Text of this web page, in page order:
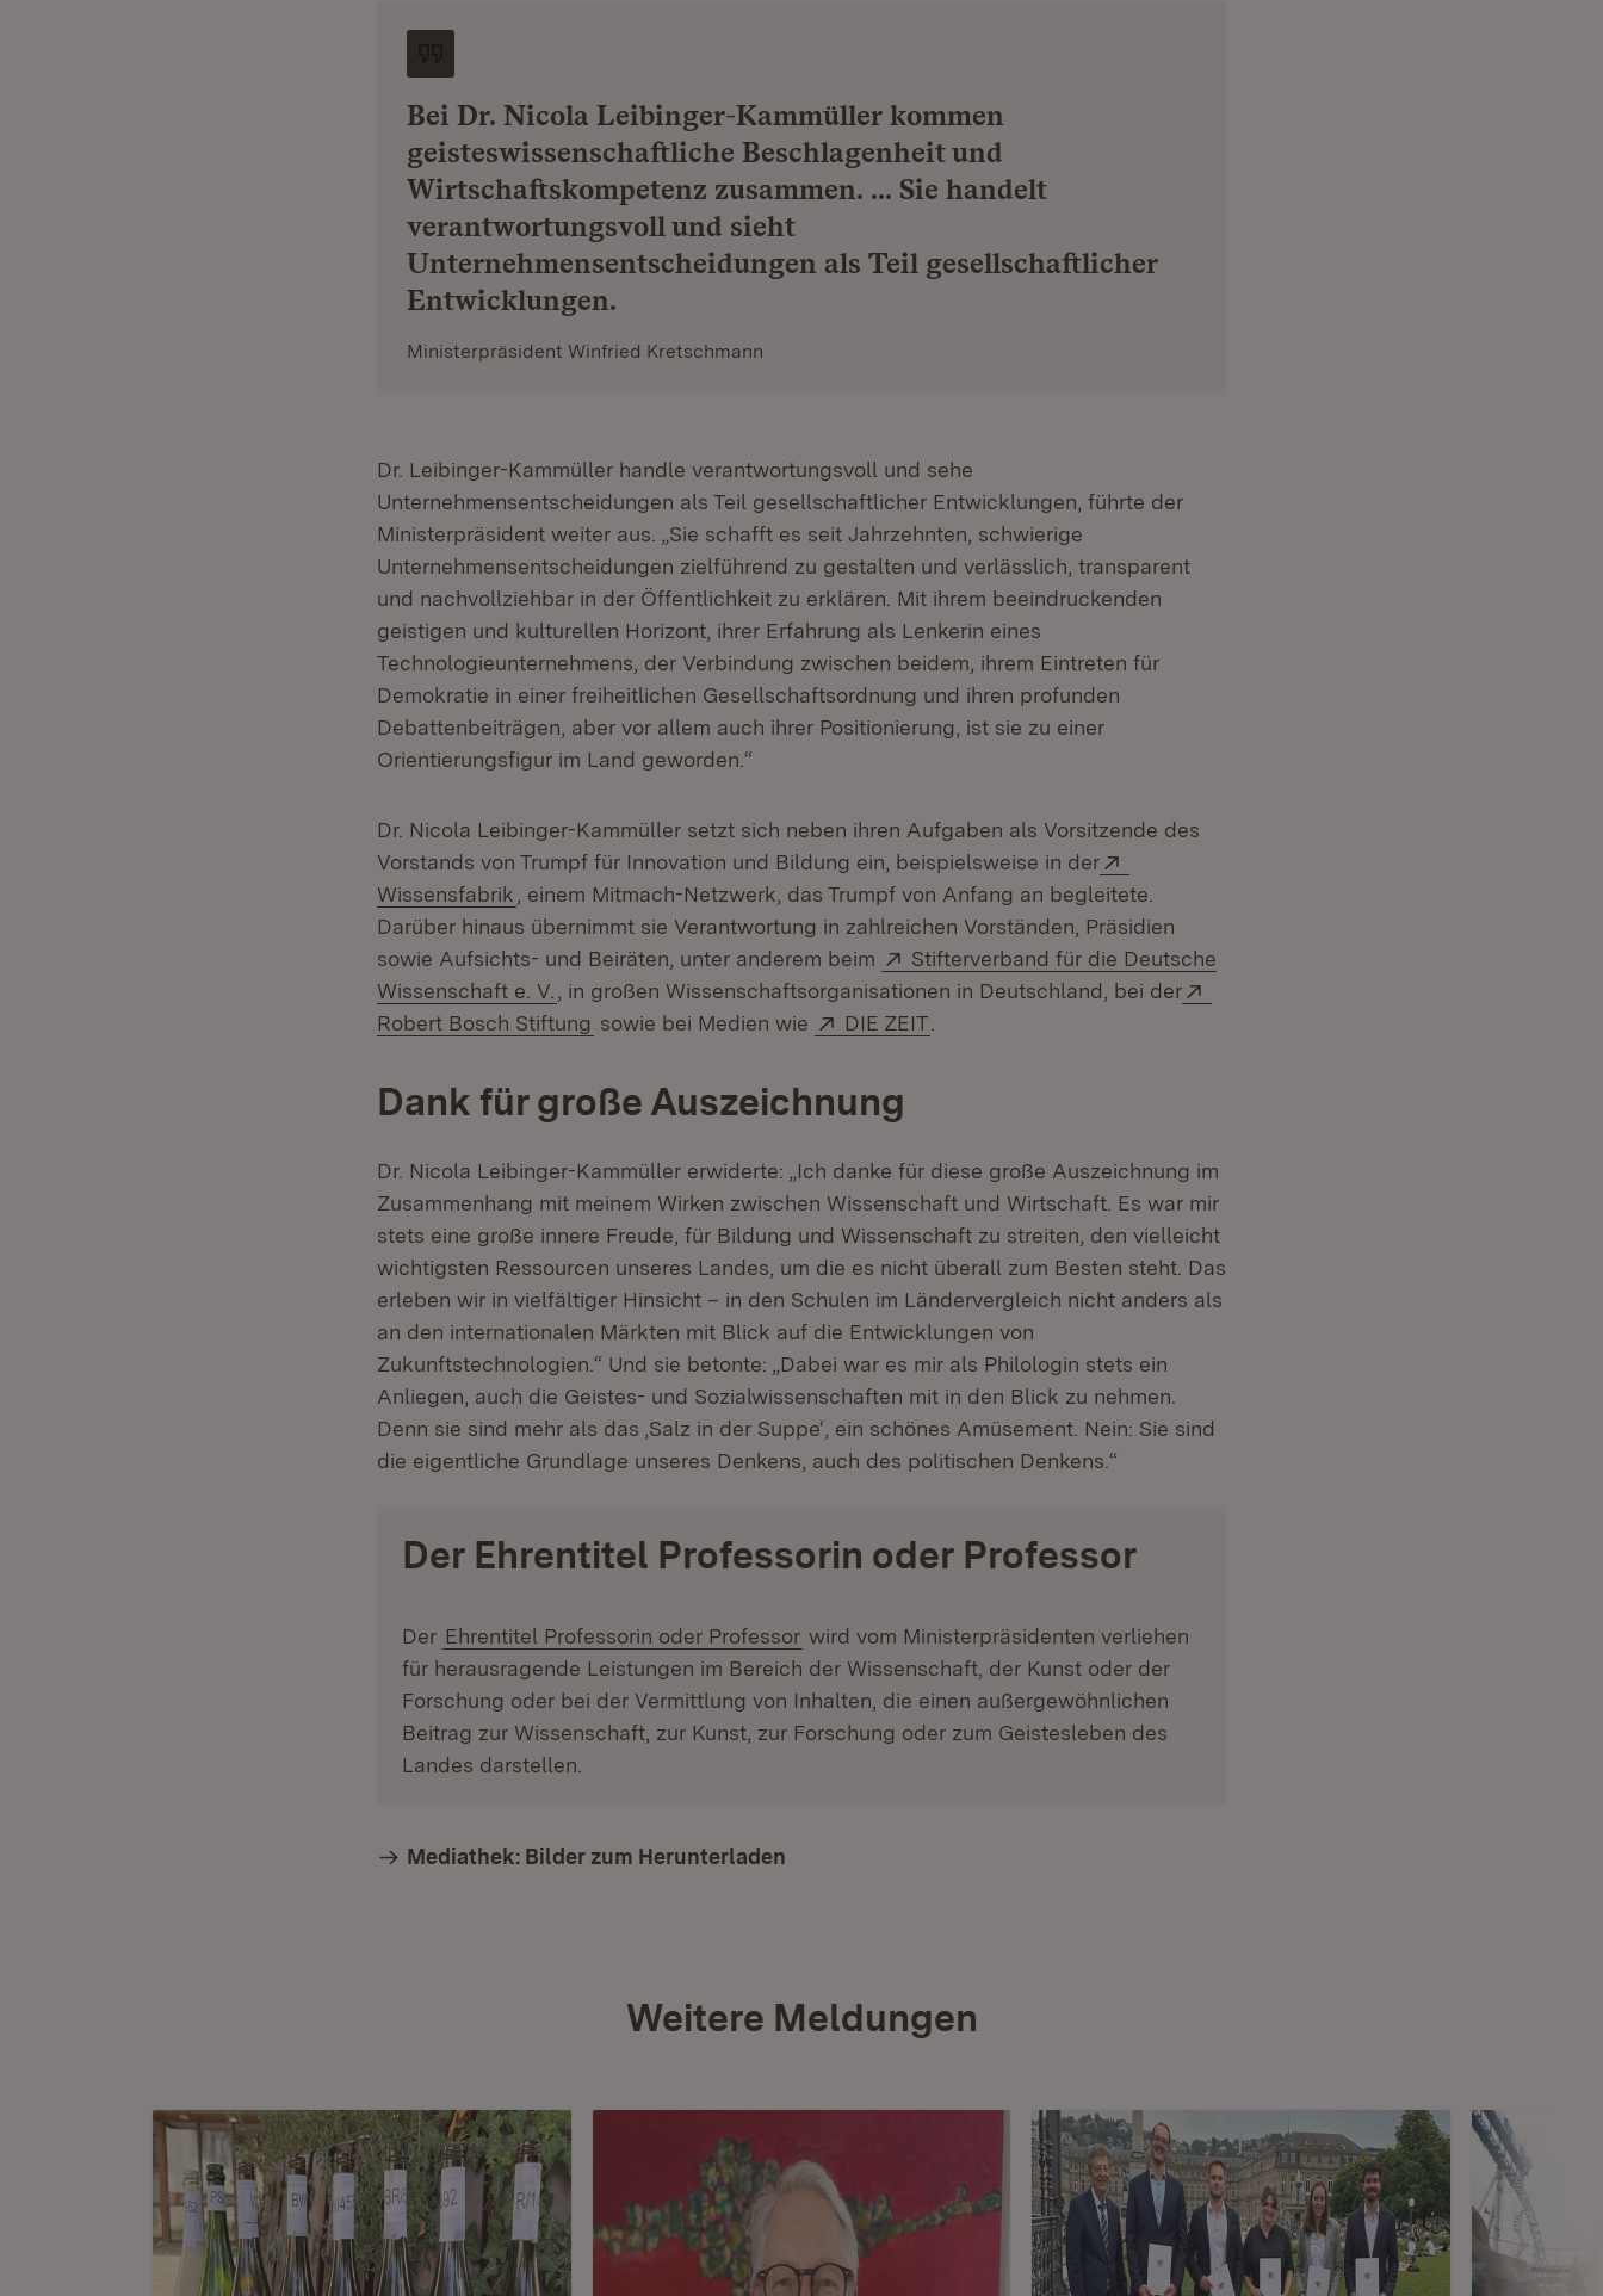
Bei Dr. Nicola Leibinger-Kammüller kommen
geisteswissenschaftliche Beschlagenheit und
Wirtschaftskompetenz zusammen. ... Sie handelt
verantwortungsvoll und sieht
Unternehmensentscheidungen als Teil gesellschaftlicher
Entwicklungen.
Ministerpräsident Winfried Kretschmann
Dr. Leibinger-Kammüller handle verantwortungsvoll und sehe
Unternehmensentscheidungen als Teil gesellschaftlicher Entwicklungen, führte der
Ministerpräsident weiter aus. „Sie schafft es seit Jahrzehnten, schwierige
Unternehmensentscheidungen zielführend zu gestalten und verlässlich, transparent
und nachvollziehbar in der Öffentlichkeit zu erklären. Mit ihrem beeindruckenden
geistigen und kulturellen Horizont, ihrer Erfahrung als Lenkerin eines
Technologieunternehmens, der Verbindung zwischen beidem, ihrem Eintreten für
Demokratie in einer freiheitlichen Gesellschaftsordnung und ihren profunden
Debattenbeiträgen, aber vor allem auch ihrer Positionierung, ist sie zu einer
Orientierungsfigur im Land geworden.“
Dr. Nicola Leibinger-Kammüller setzt sich neben ihren Aufgaben als Vorsitzende des
Vorstands von Trumpf für Innovation und Bildung ein, beispielsweise in der
Wissensfabrik (Öffnet in neuem Fenster)
, einem Mitmach-Netzwerk, das Trumpf von Anfang an begleitete.
Darüber hinaus übernimmt sie Verantwortung in zahlreichen Vorständen, Präsidien
sowie Aufsichts- und Beiräten, unter anderem beim
Extern:
Stifterverband für die Deutsche
Wissenschaft e. V.
(Öffnet in neuem Fenster)
, in großen Wissenschaftsorganisationen in Deutschland, bei der
Robert Bosch Stiftung (Öffnet in neuem Fenster)
sowie bei Medien wie Extern:
DIE ZEIT
Dank für große Auszeichnung
Dr. Nicola Leibinger-Kammüller erwiderte: „Ich danke für diese große Auszeichnung im
Zusammenhang mit meinem Wirken zwischen Wissenschaft und Wirtschaft. Es war mir
stets eine große innere Freude, für Bildung und Wissenschaft zu streiten, den vielleicht
wichtigsten Ressourcen unseres Landes, um die es nicht überall zum Besten steht. Das
erleben wir in vielfältiger Hinsicht – in den Schulen im Ländervergleich nicht anders als
an den internationalen Märkten mit Blick auf die Entwicklungen von
Zukunftstechnologien.“ Und sie betonte: „Dabei war es mir als Philologin stets ein
Anliegen, auch die Geistes- und Sozialwissenschaften mit in den Blick zu nehmen.
Denn sie sind mehr als das ‚Salz in der Suppe‘, ein schönes Amüsement. Nein: Sie sind
die eigentliche Grundlage unseres Denkens, auch des politischen Denkens.“
Der Ehrentitel Professorin oder Professor
Der Ehrentitel Professorin oder Professor wird vom Ministerpräsidenten verliehen
für herausragende Leistungen im Bereich der Wissenschaft, der Kunst oder der
Forschung oder bei der Vermittlung von Inhalten, die einen außergewöhnlichen
Beitrag zur Wissenschaft, zur Kunst, zur Forschung oder zum Geistesleben des
Landes darstellen.
Mediathek: Bilder zum Herunterladen
Weitere Meldungen